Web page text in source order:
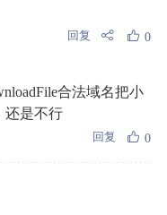
回复 0
合法域名把小
还是不行
回复 0